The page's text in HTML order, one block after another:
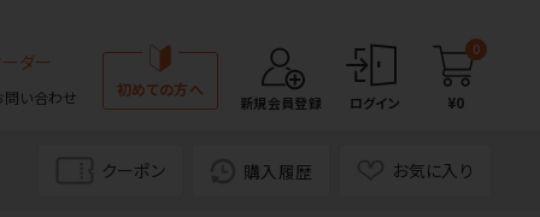
ダー
問い合わせ 初めての方へ
新規会員登録 ログイン
0
¥0
クーポン 購入履歴 お気に入り